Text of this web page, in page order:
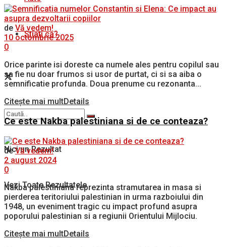
Stiati ca?
Nici un Rezultat
Vezi Toate Rezultatele
de Vă vedem!
10 octombrie 2025
0
Orice parinte isi doreste ca numele ales pentru copilul sau
sa fie nu doar frumos si usor de purtat, ci si sa aiba o
semnificatie profunda. Doua prenume cu rezonanta...
Citește mai multDetails
Ce este Nakba palestiniana si de ce conteaza?
de Vă vedem!
2 august 2024
0
Nakba palestiniana reprezinta stramutarea in masa si
pierderea teritoriului palestinian in urma razboiului din
1948, un eveniment tragic cu impact profund asupra
poporului palestinian si a regiunii Orientului Mijlociu.
Citește mai multDetails